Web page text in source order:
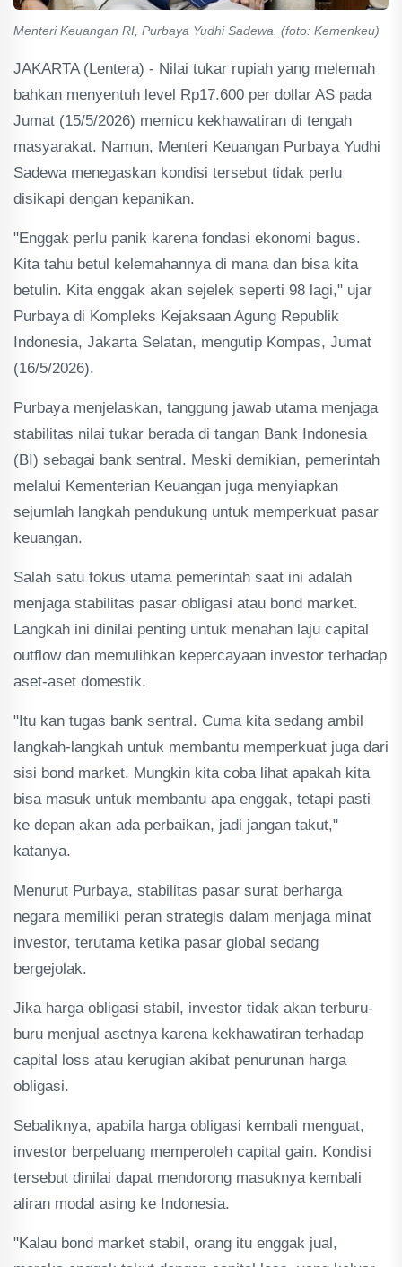
Menteri Keuangan RI, Purbaya Yudhi Sadewa. (foto: Kemenkeu)
JAKARTA (Lentera) - Nilai tukar rupiah yang melemah
bahkan menyentuh level Rp17.600 per dollar AS pada
Jumat (15/5/2026) memicu kekhawatiran di tengah
masyarakat. Namun, Menteri Keuangan Purbaya Yudhi
Sadewa menegaskan kondisi tersebut tidak perlu
disikapi dengan kepanikan.
"Enggak perlu panik karena fondasi ekonomi bagus.
Kita tahu betul kelemahannya di mana dan bisa kita
betulin. Kita enggak akan sejelek seperti 98 lagi," ujar
Purbaya di Kompleks Kejaksaan Agung Republik
Indonesia, Jakarta Selatan, mengutip Kompas, Jumat
(16/5/2026).
Purbaya menjelaskan, tanggung jawab utama menjaga
stabilitas nilai tukar berada di tangan Bank Indonesia
(BI) sebagai bank sentral. Meski demikian, pemerintah
melalui Kementerian Keuangan juga menyiapkan
sejumlah langkah pendukung untuk memperkuat pasar
keuangan.
Salah satu fokus utama pemerintah saat ini adalah
menjaga stabilitas pasar obligasi atau bond market.
Langkah ini dinilai penting untuk menahan laju capital
outflow dan memulihkan kepercayaan investor terhadap
aset-aset domestik.
"Itu kan tugas bank sentral. Cuma kita sedang ambil
langkah-langkah untuk membantu memperkuat juga dari
sisi bond market. Mungkin kita coba lihat apakah kita
bisa masuk untuk membantu apa enggak, tetapi pasti
ke depan akan ada perbaikan, jadi jangan takut,"
katanya.
Menurut Purbaya, stabilitas pasar surat berharga
negara memiliki peran strategis dalam menjaga minat
investor, terutama ketika pasar global sedang
bergejolak.
Jika harga obligasi stabil, investor tidak akan terburu-
buru menjual asetnya karena kekhawatiran terhadap
capital loss atau kerugian akibat penurunan harga
obligasi.
Sebaliknya, apabila harga obligasi kembali menguat,
investor berpeluang memperoleh capital gain. Kondisi
tersebut dinilai dapat mendorong masuknya kembali
aliran modal asing ke Indonesia.
"Kalau bond market stabil, orang itu enggak jual,